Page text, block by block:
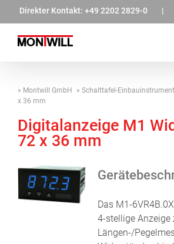
springen
Direkter Kontakt: +49 2202 2829-0 |
Montwill GmbH Schalttafel-
x 36 mm
Digitalanzeige M1
72 x 36 mm
Das M1-
4-stellige Anzeige
Längen-/